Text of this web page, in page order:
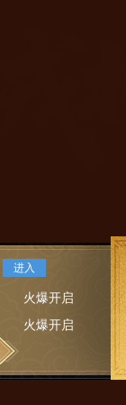
进入
火爆开启
火爆开启